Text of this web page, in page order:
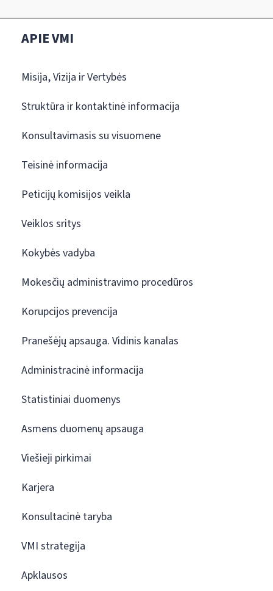
APIE VMI
Misija, Vizija ir Vertybės
Struktūra ir kontaktinė informacija
Konsultavimasis su visuomene
Teisinė informacija
Peticijų komisijos veikla
Veiklos sritys
Kokybės vadyba
Mokesčių administravimo procedūros
Korupcijos prevencija
Pranešėjų apsauga. Vidinis kanalas
Administracinė informacija
Statistiniai duomenys
Asmens duomenų apsauga
Viešieji pirkimai
Karjera
Konsultacinė taryba
VMI strategija
Apklausos